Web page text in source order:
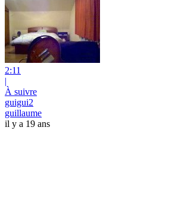
2:11
|
À suivre
guigui2
guillaume
il y a 19 ans